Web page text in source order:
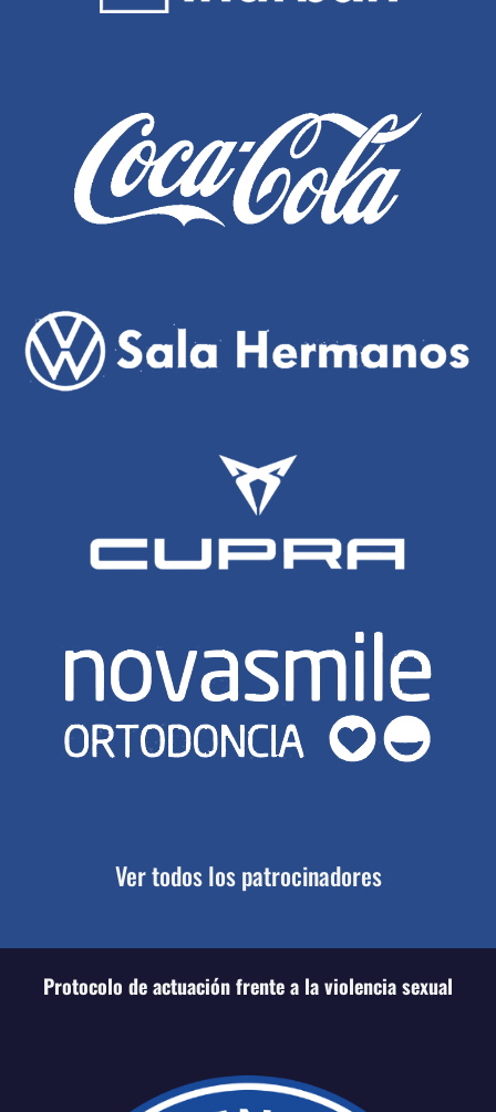
Ver todos los patrocinadores
Protocolo de actuación frente a la violencia sexual